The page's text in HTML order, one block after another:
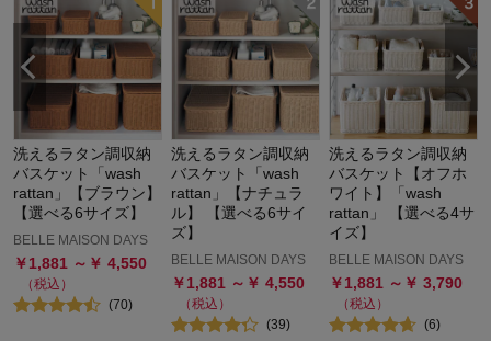
洗えるラタン調収納
バスケット「wash
rattan」【ブラウン】
【選べる6サイズ】
BELLE MAISON DAYS
￥1,881 ～￥ 4,550
（税込）
(70)
洗えるラタン調収納
バスケット「wash
rattan」【ナチュラ
ル】 【選べる6サイ
ズ】
BELLE MAISON DAYS
￥1,881 ～￥ 4,550
（税込）
(39)
洗えるラタン調収納
バスケット【オフホ
ワイト】「wash
rattan」 【選べる4サ
イズ】
BELLE MAISON DAYS
￥1,881 ～￥ 3,790
（税込）
(6)